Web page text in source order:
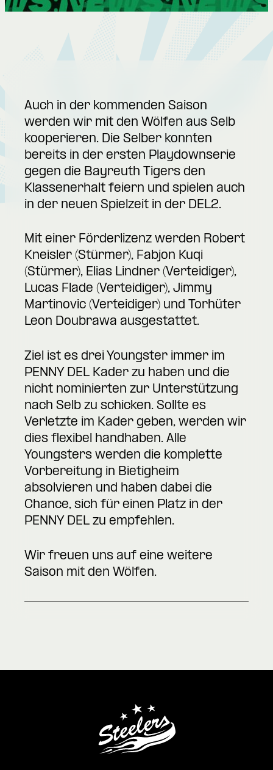
Auch in der kommenden Saison
werden wir mit den Wölfen aus Selb
kooperieren. Die Selber konnten
bereits in der ersten Playdownserie
gegen die Bayreuth Tigers den
Klassenerhalt feiern und spielen auch
in der neuen Spielzeit in der DEL2.
Mit einer Förderlizenz werden Robert
Kneisler (Stürmer), Fabjon Kuqi
(Stürmer), Elias Lindner (Verteidiger),
Lucas Flade (Verteidiger), Jimmy
Martinovic (Verteidiger) und Torhüter
Leon Doubrawa ausgestattet.
Ziel ist es drei Youngster immer im
PENNY DEL Kader zu haben und die
nicht nominierten zur Unterstützung
nach Selb zu schicken. Sollte es
Verletzte im Kader geben, werden wir
dies flexibel handhaben. Alle
Youngsters werden die komplette
Vorbereitung in Bietigheim
absolvieren und haben dabei die
Chance, sich für einen Platz in der
PENNY DEL zu empfehlen.
Wir freuen uns auf eine weitere
Saison mit den Wölfen.